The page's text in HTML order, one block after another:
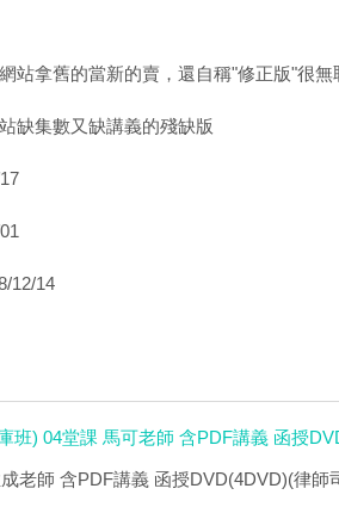
站拿舊的當新的賣，還自稱"修正版"很無
缺集數又缺講義的殘缺版
12/14
班) 04堂課 馬可老師 含PDF講義 函授
老師 含PDF講義 函授DVD(4DVD)(律師